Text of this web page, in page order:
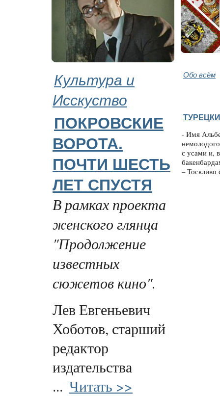
Культура и
Исскуство
Обо всём
ПОКРОВСКИЕ
ВОРОТА.
ПОЧТИ ШЕСТЬ
ЛЕТ СПУСТЯ
В рамках проекта
женского глянца
"Продолжение
известных
сюжетов кино".
Лев Евгеньевич
Хоботов, старший
редактор
издательства
... Читать >>
- Имя
с усами и,
– Тоскливо